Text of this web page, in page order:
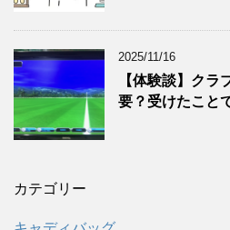
2025/11/16
【体験談】クラ
要？受けたこと
カテゴリー